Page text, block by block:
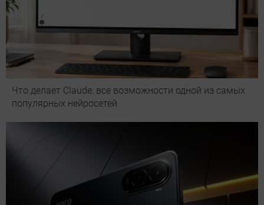
Что делает Сlaude: все возможности одной из самых
популярных нейросетей